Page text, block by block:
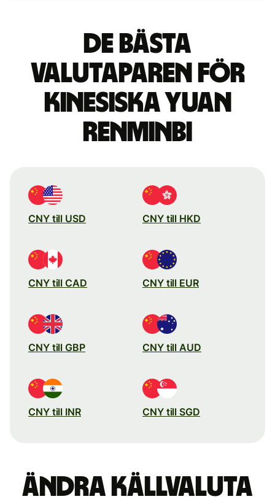
De bästa
valutaparen för
kinesiska yuan
renminbi
CNY till USD CNY till HKD
CNY till CAD CNY till EUR
CNY till GBP CNY till AUD
CNY till INR CNY till SGD
Ändra källvaluta